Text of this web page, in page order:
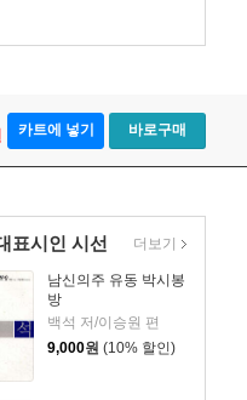
카트에 넣기 바로구매
표시인 시선
남신의주 유동 박시봉
방
백석 저/이승원 편
9,000원 (10% 할인)
더보기